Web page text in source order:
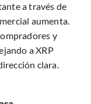
a través de
aumenta.
y
a XRP
clara.